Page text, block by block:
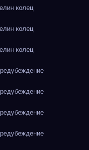
колец
колец
колец